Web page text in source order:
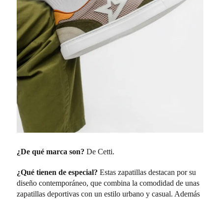
¿De qué marca son?De Cetti.
¿Qué tienen de especial?Estas zapatillas destacan por su
diseño contemporáneo, que combina la comodidad de unas
zapatillas deportivas con un estilo urbano y casual. Además